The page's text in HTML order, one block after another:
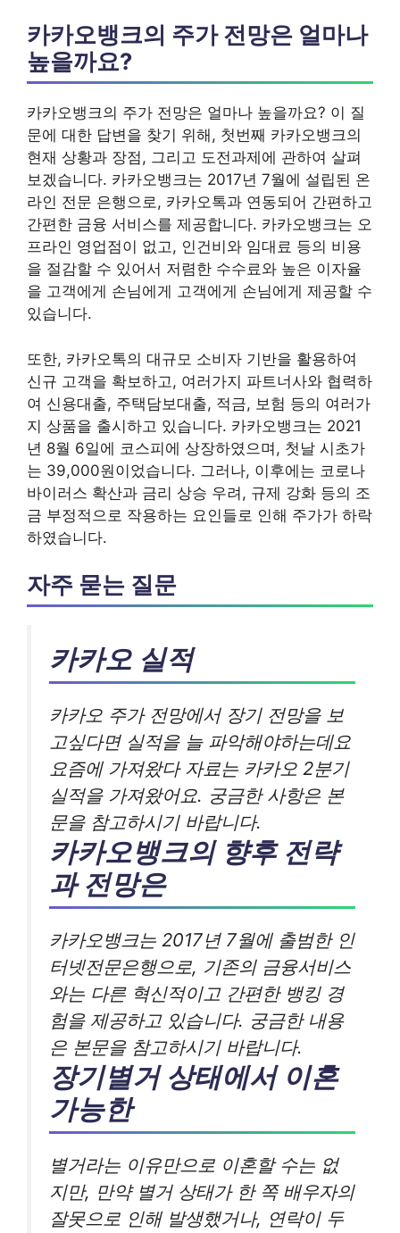
카카오뱅크의 주가 전망은 얼마나
높을까요?
카카오뱅크의 주가 전망은 얼마나 높을까요? 이 질
문에 대한 답변을 찾기 위해, 첫번째 카카오뱅크의
현재 상황과 장점, 그리고 도전과제에 관하여 살펴
보겠습니다. 카카오뱅크는 2017년 7월에 설립된 온
라인 전문 은행으로, 카카오톡과 연동되어 간편하고
간편한 금융 서비스를 제공합니다. 카카오뱅크는 오
프라인 영업점이 없고, 인건비와 임대료 등의 비용
을 절감할 수 있어서 저렴한 수수료와 높은 이자율
을 고객에게 손님에게 고객에게 손님에게 제공할 수
있습니다.
또한, 카카오톡의 대규모 소비자 기반을 활용하여
신규 고객을 확보하고, 여러가지 파트너사와 협력하
여 신용대출, 주택담보대출, 적금, 보험 등의 여러가
지 상품을 출시하고 있습니다. 카카오뱅크는 2021
년 8월 6일에 코스피에 상장하였으며, 첫날 시초가
는 39,000원이었습니다. 그러나, 이후에는 코로나
바이러스 확산과 금리 상승 우려, 규제 강화 등의 조
금 부정적으로 작용하는 요인들로 인해 주가가 하락
하였습니다.
자주 묻는 질문
카카오 실적
카카오 주가 전망에서 장기 전망을 보
고싶다면 실적을 늘 파악해야하는데요
요즘에 가져왔다 자료는 카카오 2분기
실적을 가져왔어요. 궁금한 사항은 본
문을 참고하시기 바랍니다.
카카오뱅크의 향후 전략
과 전망은
카카오뱅크는 2017년 7월에 출범한 인
터넷전문은행으로, 기존의 금융서비스
와는 다른 혁신적이고 간편한 뱅킹 경
험을 제공하고 있습니다. 궁금한 내용
은 본문을 참고하시기 바랍니다.
장기별거 상태에서 이혼
가능한
별거라는 이유만으로 이혼할 수는 없
지만, 만약 별거 상태가 한 쪽 배우자의
잘못으로 인해 발생했거나, 연락이 두